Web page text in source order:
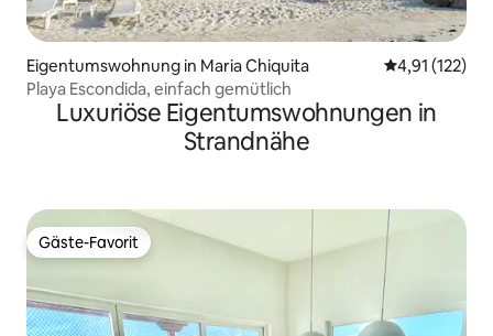
Eigentumswohnung in Maria Chiquita
4,91 (122)
Playa Escondida, einfach gemütlich
Luxuriöse Eigentumswohnungen in
Strandnähe
Gäste-Favorit
Gäste-Favorit